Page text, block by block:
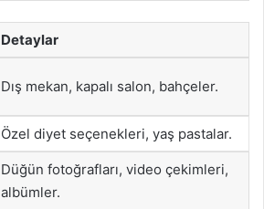
Detaylar
Dış mekan, kapalı salon, bahçeler.
Özel diyet seçenekleri, yaş pastalar.
Düğün fotoğrafları, video çekimleri,
albümler.